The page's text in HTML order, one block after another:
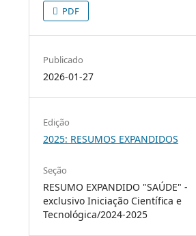
PDF
Publicado
2026-01-27
Edição
2025: RESUMOS EXPANDIDOS
Seção
RESUMO EXPANDIDO "SAÚDE" -
exclusivo Iniciação Científica e
Tecnológica/2024-2025